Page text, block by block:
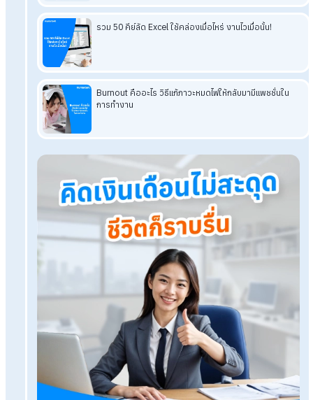
ออนไลน์และออนไซต์ แนวทางการจัด Town Hall Meeting ได้ผล
ได้แก่กำหนดวาระการประชุมที่ชัดเจน เปิดช่วงการถาม-ตอบ อย่าง
จริงจังใช้เครื่องมือช่วยกระตุ้นการมีส่วนร่วม และสรุปผลและติดต
ผลอย่างต่อเนื่อง
ทั้งนี้การประชุมดังกล่าวมีความสำคัญต่อการขับเคลื่อนองค์กร คือ
เพิ่มประสิทธิภาพการสื่อสารภายในองค์กร ลดช่องว่างระหว่างผู้
บริหารและพนักงาน สร้างวัฒนธรรมองค์กรที่แข็งแกร่ง เสริมสร้
ความโปร่งใส และสนับสนุนการบริหาร
โปรแกรมเงินเดือน HumanSoft
ทดลองใช้ฟรี 30 วันครบทุกฟังก์ชัน
บริการขึ้นระบบ ฟรี ไม่มีค่าใช้จ่ายใดๆ ทั้งสิ้น ยกเลิกเมื่อไหร่ก็ได้
ทดลองใช้งานฟรี